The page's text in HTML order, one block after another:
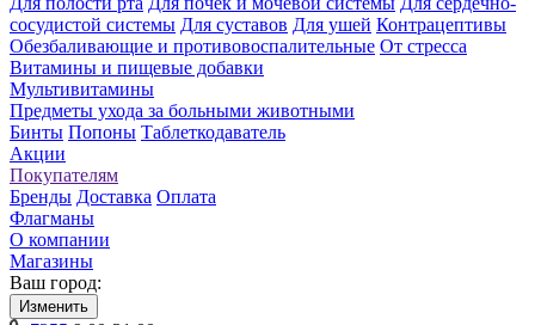
сосудистой системы Для суставов Для ушей Контрацептивы
Обезбаливающие и противовоспалительные От стресса
Витамины и пищевые добавки
Мультивитамины
Предметы ухода за больными животными
Бинты Попоны Таблеткодаватель
Акции
Покупателям
Бренды Доставка Оплата
Флагманы
О компании
Магазины
Ваш город:
Изменить